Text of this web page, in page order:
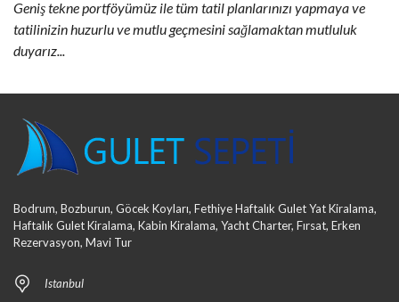
Geniş tekne portföyümüz ile tüm tatil planlarınızı yapmaya ve
tatilinizin huzurlu ve mutlu geçmesini sağlamaktan mutluluk
duyarız...
Bodrum, Bozburun, Göcek Koyları, Fethiye Haftalık Gulet Yat Kiralama,
Haftalık Gulet Kiralama, Kabin Kiralama, Yacht Charter, Fırsat, Erken
Rezervasyon, Mavi Tur
Istanbul